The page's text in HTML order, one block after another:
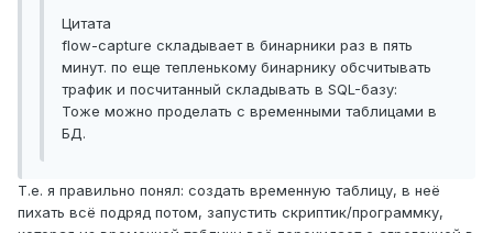
Цитата
flow-capture складывает в бинарники раз в пять
минут. по еще тепленькому бинарнику обсчитывать
трафик и посчитанный складывать в SQL-базу:
Тоже можно проделать с временными таблицами в
БД.
Т.е. я правильно понял: создать временную таблицу, в неё
пихать всё подряд потом, запустить скриптик/программку,